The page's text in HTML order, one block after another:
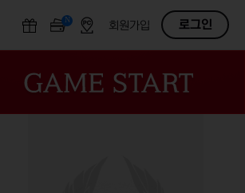
N OFF회원가입 로그인